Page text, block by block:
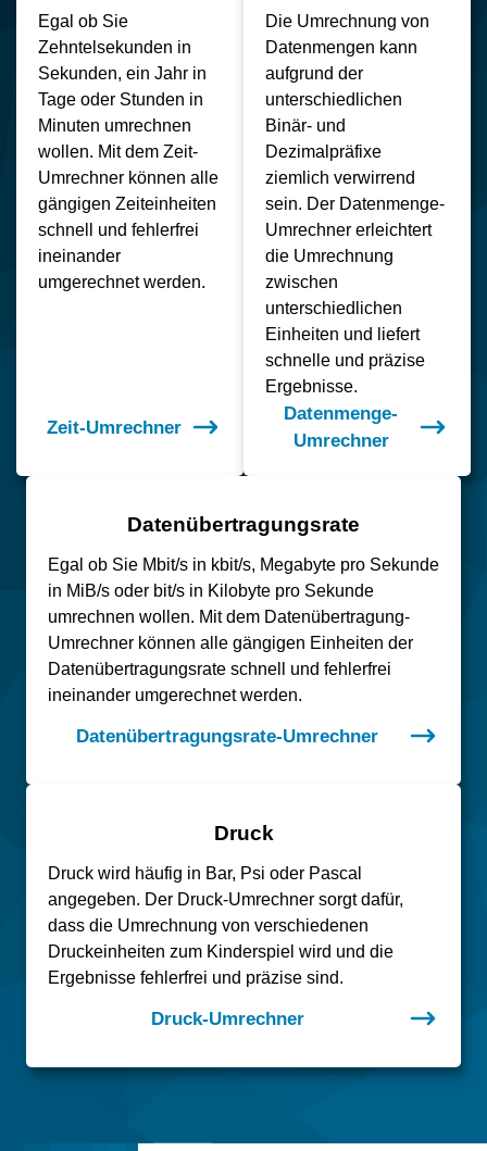
Egal ob Sie
Zehntelsekunden in
Sekunden, ein Jahr in
Tage oder Stunden in
Minuten umrechnen
wollen. Mit dem Zeit-
Umrechner können alle
gängigen Zeiteinheiten
schnell und fehlerfrei
ineinander
umgerechnet werden.
Zeit-Umrechner
Die Umrechnung von
Datenmengen kann
aufgrund der
unterschiedlichen
Binär- und
Dezimalpräfixe
ziemlich verwirrend
sein. Der Datenmenge-
Umrechner erleichtert
die Umrechnung
zwischen
unterschiedlichen
Einheiten und liefert
schnelle und präzise
Ergebnisse.
Datenmenge-
Umrechner
Datenübertragungsrate
Egal ob Sie Mbit/s in kbit/s, Megabyte pro Sekunde
in MiB/s oder bit/s in Kilobyte pro Sekunde
umrechnen wollen. Mit dem Datenübertragung-
Umrechner können alle gängigen Einheiten der
Datenübertragungsrate schnell und fehlerfrei
ineinander umgerechnet werden.
Datenübertragungsrate-Umrechner
Druck
Druck wird häufig in Bar, Psi oder Pascal
angegeben. Der Druck-Umrechner sorgt dafür,
dass die Umrechnung von verschiedenen
Druckeinheiten zum Kinderspiel wird und die
Ergebnisse fehlerfrei und präzise sind.
Druck-Umrechner